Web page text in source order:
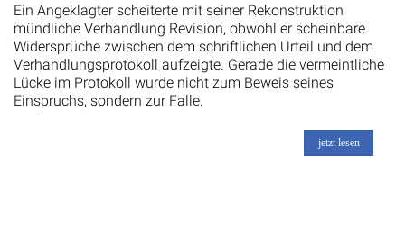
Ein Angeklagter scheiterte mit seiner Rekonstruktion
mündliche Verhandlung Revision, obwohl er scheinbare
Widersprüche zwischen dem schriftlichen Urteil und dem
Verhandlungsprotokoll aufzeigte. Gerade die vermeintliche
Lücke im Protokoll wurde nicht zum Beweis seines
Einspruchs, sondern zur Falle.
jetzt lesen